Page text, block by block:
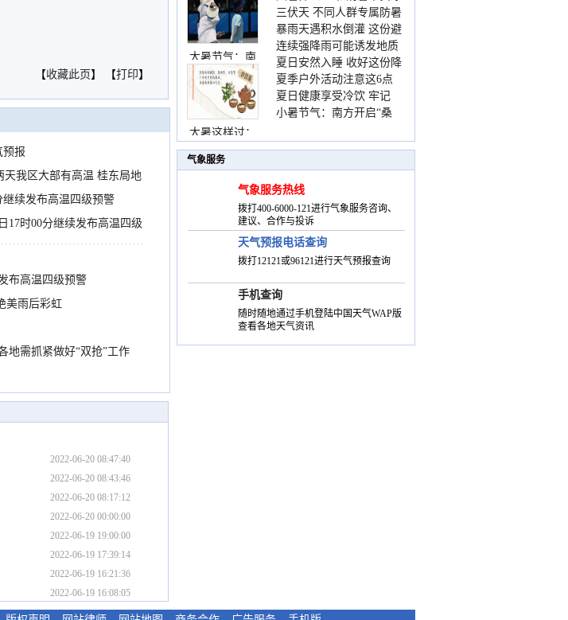
【收藏此页 】 【打印】
预报
天我区大部有高温 桂东局地
继续发布高温四级预警
17时00分继续发布高温四级
布高温四级预警
美雨后彩虹
地需抓紧做好“双抢”工作
2022-06-20 08:47:40
2022-06-20 08:43:46
2022-06-20 08:17:12
2022-06-20 00:00:00
2022-06-19 19:00:00
2022-06-19 17:39:14
2022-06-19 16:21:36
2022-06-19 16:08:05
大暑节气：南
大暑这样过：
三伏天 不同人群专属防暑
要点请收好
暴雨天遇积水倒灌 这份避
险提示请收好
连续强降雨可能诱发地质
灾害 这些前兆要知道
夏日安然入睡 收好这份降
温小贴士
夏季户外活动注意这6点
防暑健身两不误
夏日健康享受冷饮 牢记
“两注意一控制”
小暑节气：南方开启“桑
季
气象服务
气象服务热线
拨打400-6000-121进行气象服务咨询、
建议、合作与投诉
天气预报电话查询
拨打12121或96121进行天气预报查询
手机查询
随时随地通过手机登陆中国天气WAP版
查看各地天气资讯